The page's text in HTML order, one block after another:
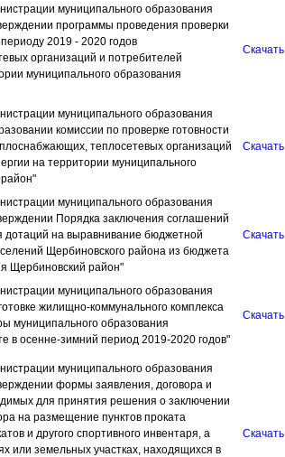
муниципального образования
программы проведения проверки
2019 - 2020 годов
организаций и потребителей
муниципального образования
Скачать
муниципального образования
комиссии по проверке готовности
теплосетевых организаций
на территории муниципального
Скачать
муниципального образования
Порядка заключения соглашений
дотаций на выравнивание бюджетной
Щербиновского района из бюджета
Щербиновский район"
Скачать
муниципального образования
жилищно-коммунального комплекса
муниципального образования
в осенне-зимний период 2019-2020 годов"
Скачать
муниципального образования
формы заявления, договора и
для принятия решения о заключении
на размещение пунктов проката
и другого спортивного инвентаря, а
или земельных участках, находящихся в
Скачать